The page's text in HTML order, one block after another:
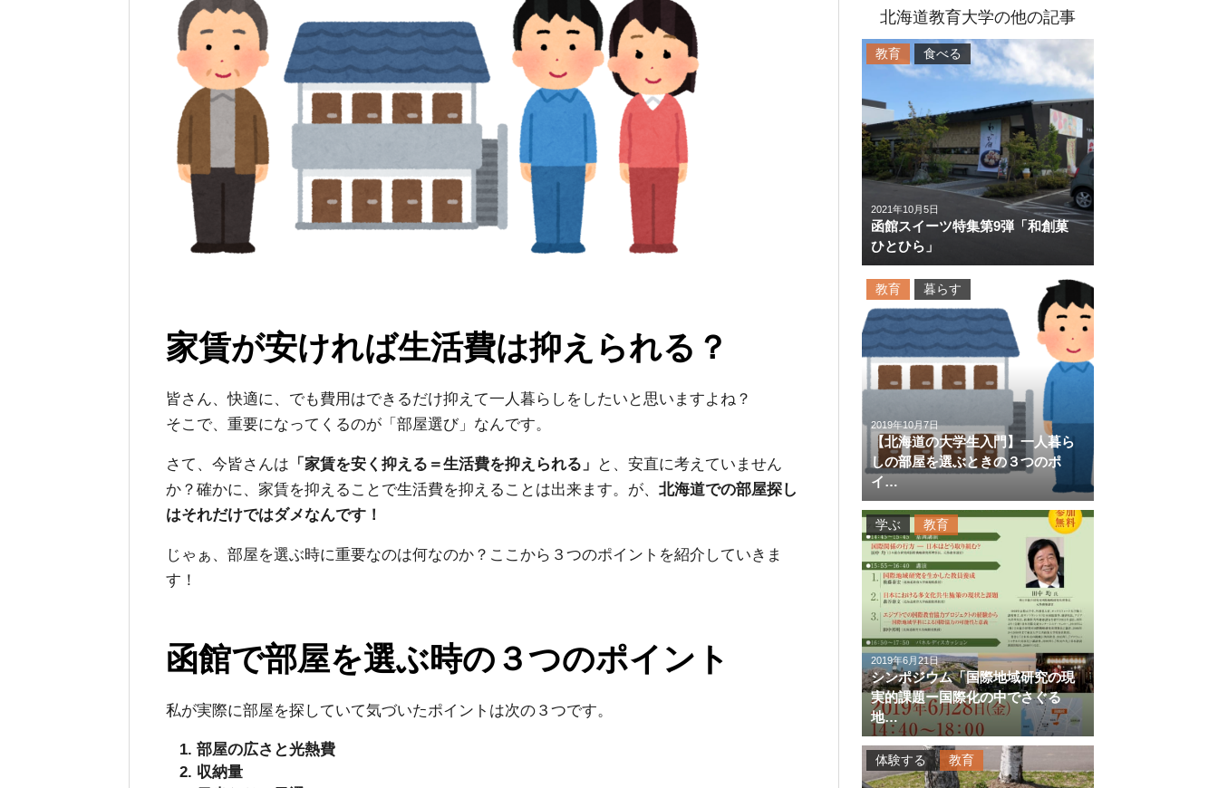
家賃が安ければ生活費は抑えられる？
皆さん、快適に、でも費用はできるだけ抑えて一人暮らしをしたいと思いますよね？
そこで、重要になってくるのが「部屋選び」なんです。
さて、今皆さんは 「家賃を安く抑える＝生活費を抑えられる」
と、安直に考えていません
か？確かに、家賃を抑えることで生活費を抑えることは出来ます。が、 北海道での部屋探し
はそれだけではダメなんです！
じゃぁ、部屋を選ぶ時に重要なのは何なのか？ここから３つのポイントを紹介していきま
す！
函館で部屋を選ぶ時の３つのポイント
私が実際に部屋を探していて気づいたポイントは次の３つです。
部屋の広さと光熱費
収納量
北海道教育大学の他の記事
2021年10月5日
函館スイーツ特集第9弾「和創菓
ひとひら」
教育 食べる
2019年10月7日
【北海道の大学生入門】一人暮ら
しの部屋を選ぶときの３つのポ
イ…
教育 暮らす
2019年6月21日
シンポジウム「国際地域研究の現
実的課題ー国際化の中でさぐる
地…
学ぶ 教育
体験する 教育